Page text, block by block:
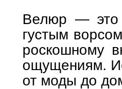
Велюр — это
густым
роскошному
ощущениям.
от моды до